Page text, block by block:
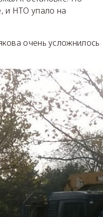
и НТО упало на
очень усложнилось